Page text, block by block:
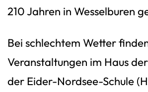
210 Jahren in Wesselburen
Bei schlechtem Wetter
Veranstaltungen im Haus
der Eider-Nordsee-Schule